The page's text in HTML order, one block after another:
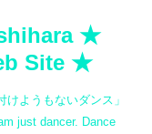
★
Site ★
ようもないダンス」
just dancer. Dance